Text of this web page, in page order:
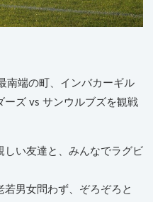
南端の町、インバカーギル
ーズ vs サンウルブズを観戦
しい友達と、みんなでラグビ
男女問わず、ぞろぞろと